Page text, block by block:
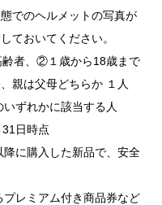
でのヘルメットの写真が
ておいてください。
者、②１歳から18歳まで
親は父母どちらか １人
ずれかに該当する人
日時点
に購入した新品で、安全
レミアム付き商品券など